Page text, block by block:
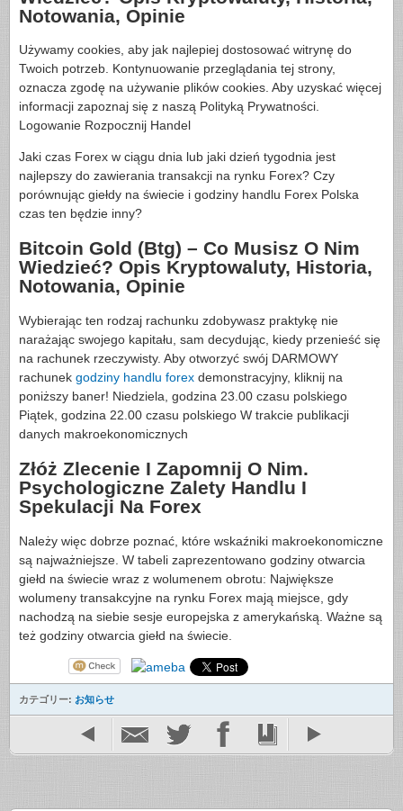
Notowania, Opinie
Używamy cookies, aby jak najlepiej dostosować witrynę do
Twoich potrzeb. Kontynuowanie przeglądania tej strony,
oznacza zgodę na używanie plików cookies. Aby uzyskać więcej
informacji zapoznaj się z naszą Polityką Prywatności.
Logowanie Rozpocznij Handel
Jaki czas Forex w ciągu dnia lub jaki dzień tygodnia jest
najlepszy do zawierania transakcji na rynku Forex? Czy
porównując giełdy na świecie i godziny handlu Forex Polska
czas ten będzie inny?
Bitcoin Gold (Btg) – Co Musisz O Nim
Wiedzieć? Opis Kryptowaluty, Historia,
Notowania, Opinie
Wybierając ten rodzaj rachunku zdobywasz praktykę nie
narażając swojego kapitału, sam decydując, kiedy przenieść się
na rachunek rzeczywisty. Aby otworzyć swój DARMOWY
rachunek godziny handlu forex demonstracyjny, kliknij na
poniższy baner! Niedziela, godzina 23.00 czasu polskiego
Piątek, godzina 22.00 czasu polskiego W trakcie publikacji
danych makroekonomicznych
Złóż Zlecenie I Zapomnij O Nim.
Psychologiczne Zalety Handlu I
Spekulacji Na Forex
Należy więc dobrze poznać, które wskaźniki makroekonomiczne
są najważniejsze. W tabeli zaprezentowano godziny otwarcia
giełd na świecie wraz z wolumenem obrotu: Największe
wolumeny transakcyjne na rynku Forex mają miejsce, gdy
nachodzą na siebie sesje europejska z amerykańską. Ważne są
też godziny otwarcia giełd na świecie.
カテゴリー: お知らせ